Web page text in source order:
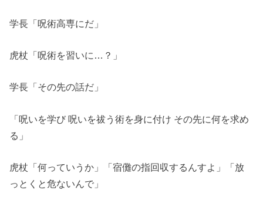
学長「呪術高専にだ」
虎杖「呪術を習いに…？」
学長「その先の話だ」
「呪いを学び 呪いを祓う術を身に付け その先に何を求め
る」
虎杖「何っていうか」「宿儺の指回収するんすよ」「放
っとくと危ないんで」